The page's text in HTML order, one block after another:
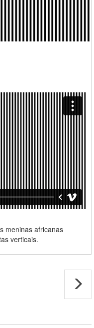
meninas africanas
verticais.